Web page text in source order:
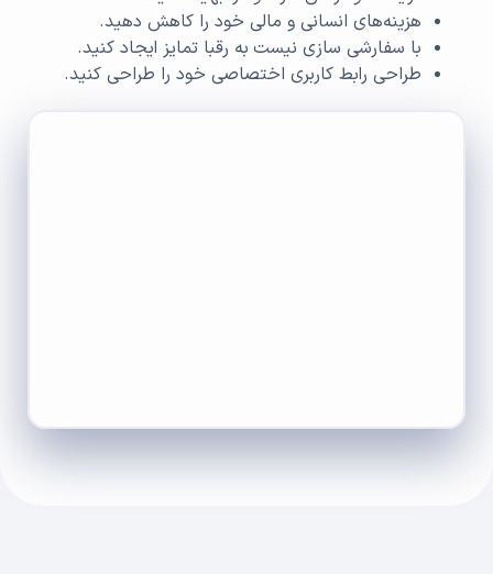
هزینه‌های انسانی و مالی خود را کاهش دهید.
با سفارشی سازی نیست به رقبا تمایز ایجاد کنید.
طراحی رابط کاربری اختصاصی خود را طراحی کنید.